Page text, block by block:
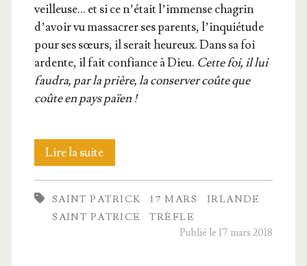
veilleuse… et si ce n’é­tait l’im­mense cha­grin
d’a­voir vu mas­sa­crer ses parents, l’in­quié­tude
pour ses sœurs, il serait heu­reux. Dans sa foi
ardente, il fait confiance à Dieu. Cette foi, il lui
fau­dra, par la prière, la conser­ver coûte que
coûte en pays païen !
Lire la suiteSaint
Patrice
ou
SAINT PATRICK 17 MARS
IRLANDE
SAINT PATRICE
TRÈFLE
Publié le 17 mars 2018